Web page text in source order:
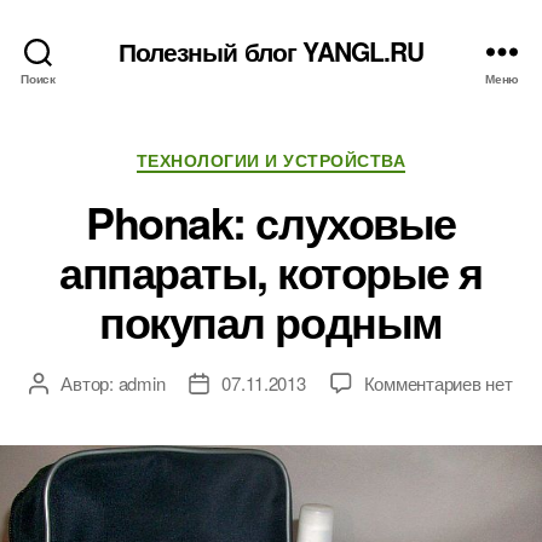
Поиск
Полезный блог YANGL.RU
Меню
Рубрики
ТЕХНОЛОГИИ И УСТРОЙСТВА
Phonak: слуховые
аппараты, которые я
покупал родным
АвторАвтор: admin
Дата07.11.2013 Комментариевк
нет